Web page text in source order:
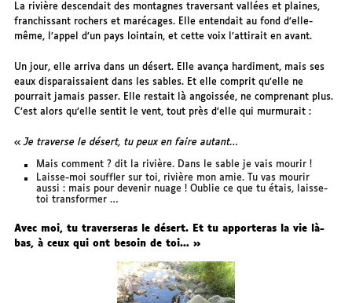
La rivière descendait des montagnes traversant vallées et plaines,
franchissant rochers et marécages. Elle entendait au fond d’elle-
même, l’appel d’un pays lointain, et cette voix l’attirait en avant.
Un jour, elle arriva dans un désert. Elle avança hardiment, mais ses
eaux disparaissaient dans les sables. Et elle comprit qu’elle ne
pourrait jamais passer. Elle restait là angoissée, ne comprenant plus.
C’est alors qu’elle sentit le vent, tout près d’elle qui murmurait :
«Je traverse le désert, tu peux en faire autant…
Mais comment ? dit la rivière. Dans le sable je vais mourir !
Laisse-moi souffler sur toi, rivière mon amie. Tu vas mourir
aussi : mais pour devenir nuage ! Oublie ce que tu étais, laisse-
toi transformer …
Avec moi, tu traverseras le désert. Et tu apporteras la vie là-
bas, à ceux qui ont besoin de toi… »